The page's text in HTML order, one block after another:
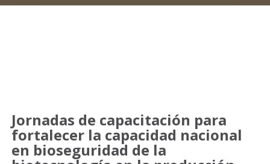
Jornadas de capacitación para
fortalecer la capacidad nacional
en bioseguridad de la